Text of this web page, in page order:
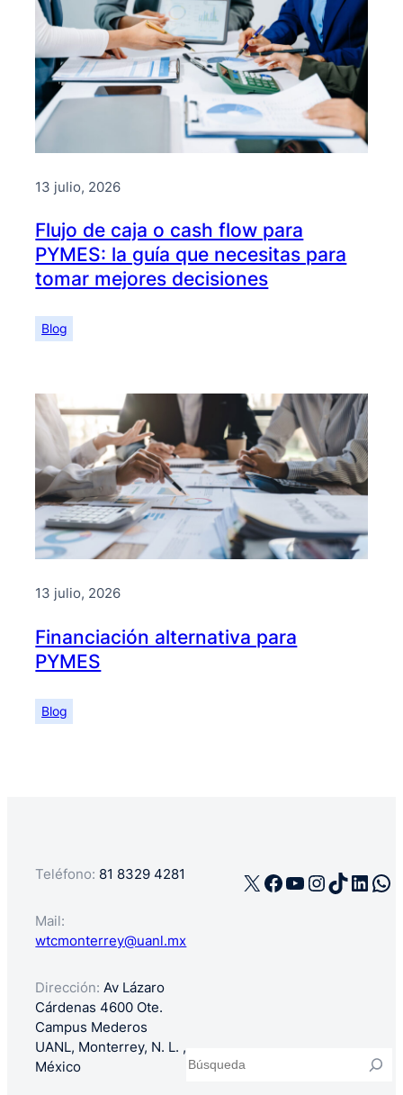
13 julio, 2026
Flujo de caja o cash flow para
PYMES: la guía que necesitas para
tomar mejores decisiones
Blog
13 julio, 2026
Financiación alternativa para
PYMES
Blog
Teléfono: 81 8329 4281
Mail:
wtcmonterrey@uanl.mx
Dirección: Av Lázaro
Cárdenas 4600 Ote.
Campus Mederos
UANL, Monterrey, N. L. ,
México
X Facebook
YouTube
TikTok